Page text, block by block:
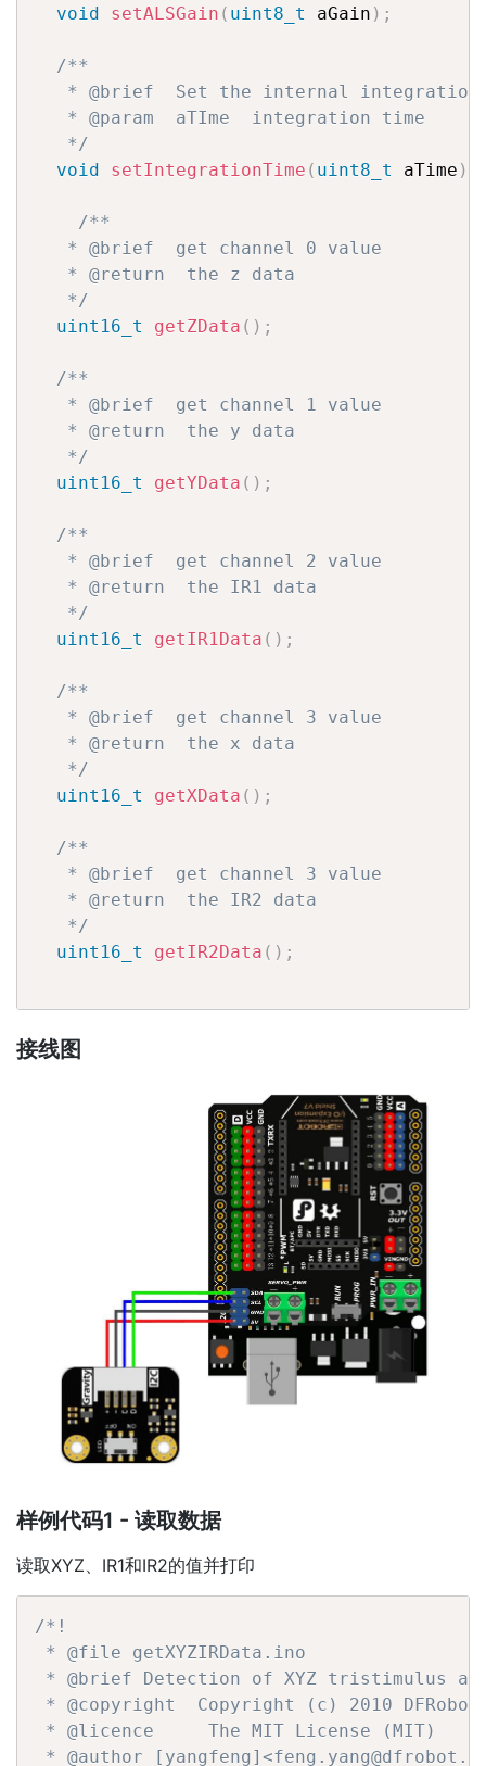
void
setALSGain ( uint8_t aGain ) ;
/**
* @brief  Set the internal
   * @param  aTIme  integration time
   */
void
setIntegrationTime ( uint8_t aTime )
/**
   * @brief  get channel 0 value
   * @return  the z data
   */
uint16_t
getZData ( ) ;
/**
   * @brief  get channel 1 value
   * @return  the y data
   */
uint16_t
getYData ( ) ;
/**
   * @brief  get channel 2 value
   * @return  the IR1 data
   */
uint16_t
getIR1Data ( ) ;
/**
   * @brief  get channel 3 value
   * @return  the x data
   */
uint16_t
getXData ( ) ;
/**
   * @brief  get channel 3 value
   * @return  the IR2 data
   */
uint16_t
getIR2Data ( ) ;
接线图
样例代码1 - 读取数据
读取XYZ、IR1和IR2的值并打印
/*!
* @file getXYZIRData.ino
* @brief Detection of XYZ tristimulus
* @copyright  Copyright (c) 2010
* @licence     The MIT License (MIT)
* @author